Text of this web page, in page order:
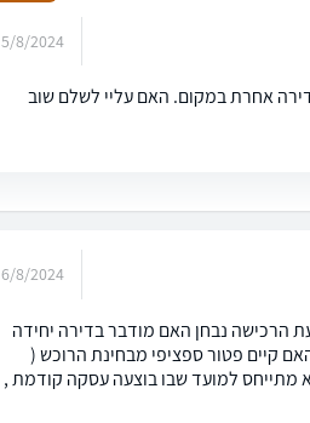
5/8/2024
אחרת במקום. האם עליי לשלם שוב
6/8/2024
הרכישה נבחן האם מודבר בדירה יחידה
קיים פטור ספציפי מבחינת הרוכש (
למועד שבו בוצעה עסקה קודמת ,